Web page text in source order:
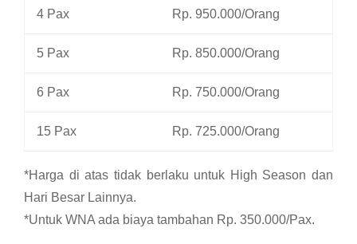
4 Pax Rp. 950.000/Orang
5 Pax Rp. 850.000/Orang
6 Pax Rp. 750.000/Orang
15 Pax Rp. 725.000/Orang
*Harga di atas tidak berlaku untuk High Season dan
Hari Besar Lainnya.
*Untuk WNA ada biaya tambahan Rp. 350.000/Pax.